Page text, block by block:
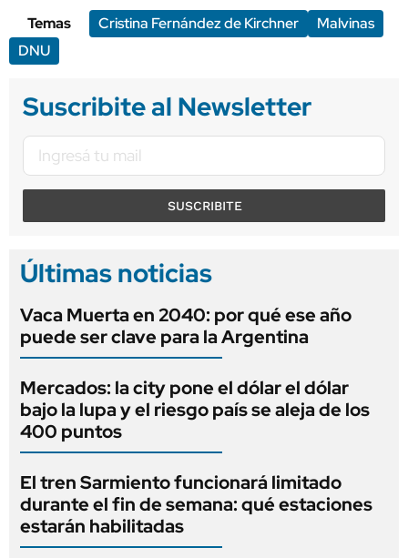
Temas
Cristina Fernández de Kirchner
Malvinas
DNU
Suscribite al Newsletter
SUSCRIBITE
Últimas noticias
Vaca Muerta en 2040: por qué ese año
puede ser clave para la Argentina
Mercados: la city pone el dólar el dólar
bajo la lupa y el riesgo país se aleja de los
400 puntos
El tren Sarmiento funcionará limitado
durante el fin de semana: qué estaciones
estarán habilitadas